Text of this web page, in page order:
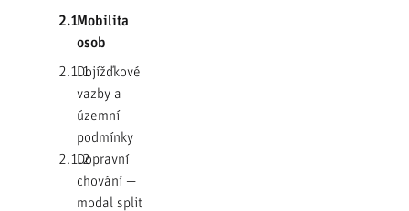
2.1Mobilita
osob
2.1.1Dojížďkové
vazby a
územní
podmínky
2.1.2Dopravní
chování —
modal split